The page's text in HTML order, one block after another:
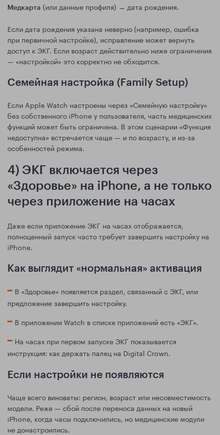
Медкарта (или данные профиля) → дата рождения.
Если дата рождения указана неверно (например, ошибка
при первичной настройке), исправление может вернуть
доступ к ЭКГ. Если возраст действительно ниже ограничения
— «настройкой» это корректно не обходится.
Семейная настройка (Family Setup)
Если Apple Watch настроены через «Семейную настройку»
без собственного iPhone у пользователя, часть медицинских
функций может быть ограничена. В этом сценарии «Функция
недоступна» встречается чаще — и по возрасту, и из-за
особенностей режима.
4) ЭКГ включается через
«Здоровье» на iPhone, а не только
через приложение на часах
Даже если приложение ЭКГ на часах отображается,
полноценный запуск часто требует завершить настройку на
iPhone.
Как выглядит «нормальная» активация
В «Здоровье» появляется раздел, связанный с ЭКГ, или
предложение завершить настройку.
В приложении Watch в списке приложений есть «ЭКГ».
На часах при первом запуске ЭКГ показывается
инструкция: как держать палец на Digital Crown.
Если настройки не появляются
Чаще всего виноваты: регион, возраст или несовместимость
модели. Реже — сбой после переноса данных на новый
iPhone, когда часы подключились, но медицинские модули
не донастроились.